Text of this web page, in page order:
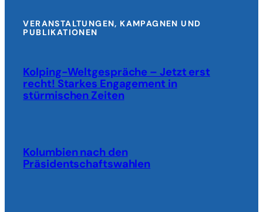
VERANSTALTUNGEN, KAMPAGNEN UND
PUBLIKATIONEN
Kolping-Weltgespräche – Jetzt erst
recht! Starkes Engagement in
stürmischen Zeiten
Kolumbien nach den
Präsidentschaftswahlen